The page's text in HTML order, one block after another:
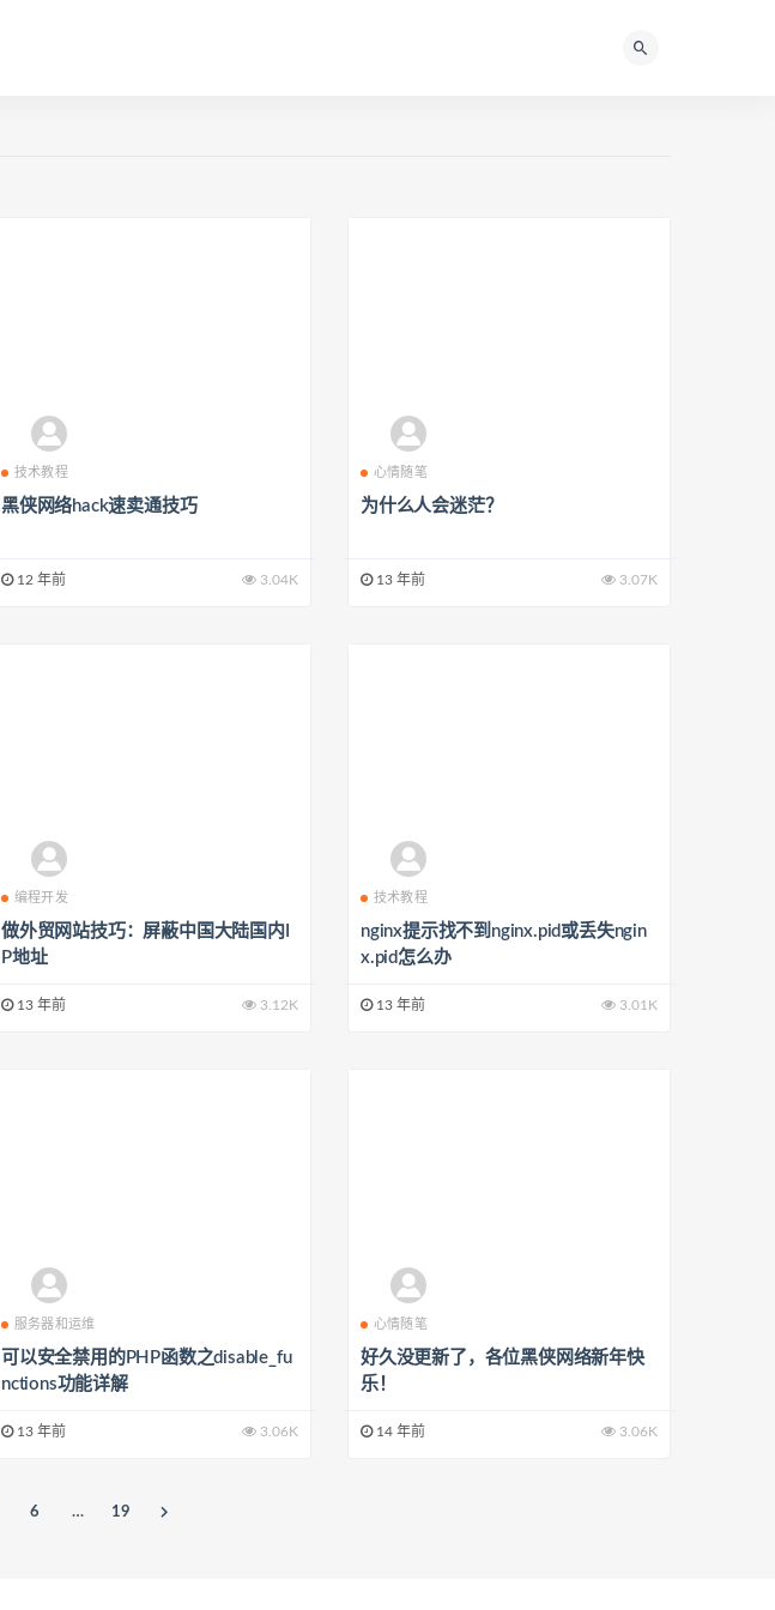
技术教程
黑侠网络hack速卖通技巧
12 年前 3.04K
心情随笔
为什么人会迷茫？
13 年前 3.07K
编程开发
做外贸网站技巧：屏蔽中国大陆国内I
P地址
13 年前 3.12K
技术教程
nginx提示找不到nginx.pid或丢失ngin
x.pid怎么办
13 年前 3.01K
服务器和运维
可以安全禁用的PHP函数之disable_fu
nctions功能详解
13 年前 3.06K
心情随笔
好久没更新了，各位黑侠网络新年快
乐！
14 年前 3.06K
6 … 19